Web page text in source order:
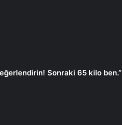
Sonraki 65 kilo ben.”